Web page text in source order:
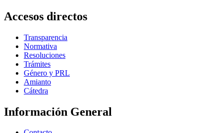
Accesos directos
Transparencia
Normativa
Resoluciones
Trámites
Género y PRL
Amianto
Cátedra
Información General